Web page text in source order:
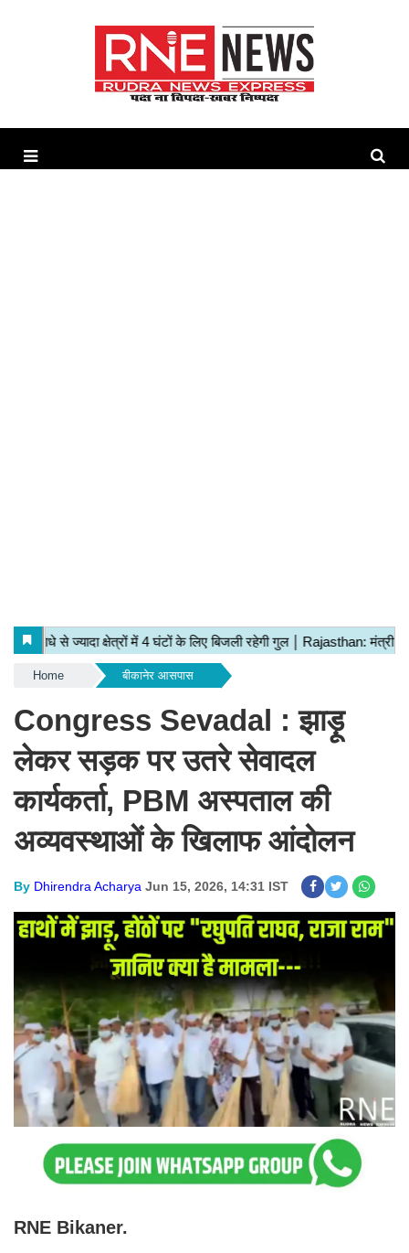
Home बीकानेर आसपास
Congress Sevadal : झाड़ू
लेकर सड़क पर उतरे सेवादल
कार्यकर्ता, PBM अस्पताल की
अव्यवस्थाओं के खिलाफ आंदोलन
By Dhirendra Acharya Jun 15, 2026, 14:31 IST
RNE Bikaner.